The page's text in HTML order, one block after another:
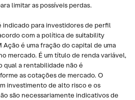
limitar as possíveis perdas.
indicado para investidores de perfil
com a política de suitability
é uma fração do capital de uma
mercado. É um título de renda variável,
qual a rentabilidade não é
as cotações de mercado. O
investimento de alto risco e os
são necessariamente indicativos de